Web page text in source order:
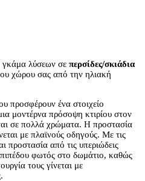
γκάμα λύσεων σε περσίδες/σκιάδια
χώρου σας από την ηλιακή
προσφέρουν ένα στοιχείο
μοντέρνα πρόσοψη κτιρίου στον
σε πολλά χρώματα. Η προστασία
με πλαϊνούς οδηγούς. Με τις
προστασία από τις υπεριώδεις
φωτός στο δωμάτιο, καθώς
τους γίνεται με